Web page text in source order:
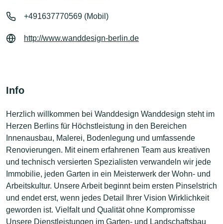
+491637770569 (Mobil)
http://www.wanddesign-berlin.de
Info
Herzlich willkommen bei Wanddesign Wanddesign steht im
Herzen Berlins für Höchstleistung in den Bereichen
Innenausbau, Malerei, Bodenlegung und umfassende
Renovierungen. Mit einem erfahrenen Team aus kreativen
und technisch versierten Spezialisten verwandeln wir jede
Immobilie, jeden Garten in ein Meisterwerk der Wohn- und
Arbeitskultur. Unsere Arbeit beginnt beim ersten Pinselstrich
und endet erst, wenn jedes Detail Ihrer Vision Wirklichkeit
geworden ist. Vielfalt und Qualität ohne Kompromisse
Unsere Dienstleistungen im Garten- und Landschaftsbau